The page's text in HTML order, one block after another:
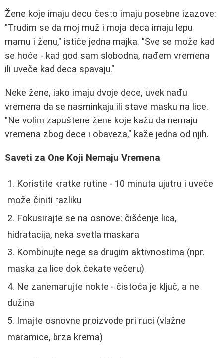
Žene koje imaju decu često imaju posebne izazove:
"Trudim se da moj muž i moja deca imaju lepu
mamu i ženu," ističe jedna majka. "Sve se može kad
se hoće - kad god sam slobodna, nađem vremena
ili uveče kad deca spavaju."
Neke žene, iako imaju dvoje dece, uvek nađu
vremena da se nasminkaju ili stave masku na lice.
"Ne volim zapuštene žene koje kažu da nemaju
vremena zbog dece i obaveza," kaže jedna od njih.
Saveti za One Koji Nemaju Vremena
Koristite kratke rutine - 10 minuta ujutru i uveče
može činiti razliku
Fokusirajte se na osnove: čišćenje lica,
hidratacija, neka svetla maskara
Kombinujte nege sa drugim aktivnostima (npr.
maska za lice dok čekate večeru)
Ne zanemarujte nokte - čistoća je ključ, a ne
dužina
Imajte osnovne proizvode pri ruci (vlažne
maramice, brza krema)